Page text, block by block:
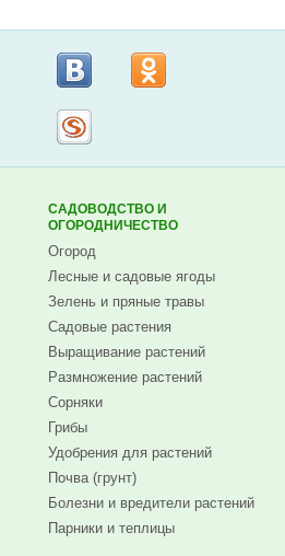
САДОВОДСТВО И
ОГОРОДНИЧЕСТВО
Огород
Лесные и садовые ягоды
Зелень и пряные травы
Садовые растения
Выращивание растений
Размножение растений
Сорняки
Грибы
Удобрения для растений
Почва (грунт)
Болезни и вредители растений
Парники и теплицы